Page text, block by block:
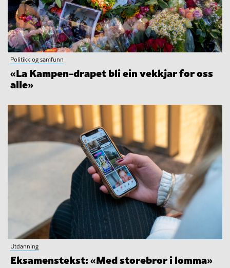
Politikk og samfunn
«La Kampen-drapet bli ein vekkjar for oss
alle»
Utdanning
Eksamenstekst: «Med storebror i lomma»